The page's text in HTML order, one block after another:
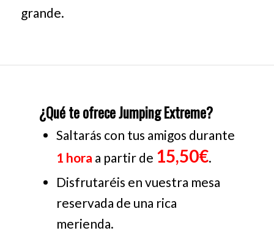
grande.
¿Qué te ofrece Jumping Extreme?
Saltarás con tus amigos durante
1 hora a partir de 15,50€.
Disfrutaréis en vuestra mesa
reservada de una rica
merienda.